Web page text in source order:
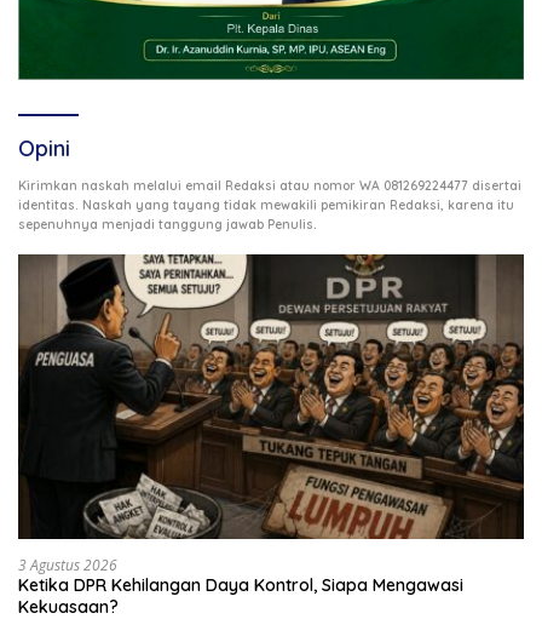
Opini
Kirimkan naskah melalui email Redaksi atau nomor WA 081269224477 disertai
identitas. Naskah yang tayang tidak mewakili pemikiran Redaksi, karena itu
sepenuhnya menjadi tanggung jawab Penulis
3 Agustus 2026
Ketika DPR Kehilangan Daya Kontrol, Siapa Mengawasi
Kekuasaan?